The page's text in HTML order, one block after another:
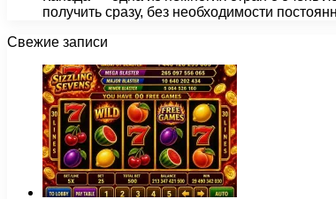
получить сразу, без необходимости
Свежие записи